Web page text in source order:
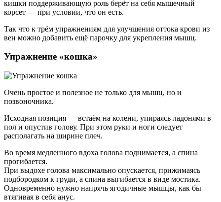
кишки поддерживающую роль берёт на себя мышечный
корсет — при условии, что он есть.
Так что к трём упражнениям для улучшения оттока крови из
вен можно добавить ещё парочку для укрепления мышц.
Упражнение «кошка»
Очень простое и полезное не только для мышц, но и
позвоночника.
Исходная позиция — встаём на колени, упираясь ладонями в
пол и опустив голову. При этом руки и ноги следует
располагать на ширине плеч.
Во время медленного вдоха голова поднимается, а спина
прогибается.
При выдохе голова максимально опускается, прижимаясь
подбородком к груди, а спина выгибается в виде мостика.
Одновременно нужно напрячь ягодичные мышцы, как бы
втягивая в себя анус.